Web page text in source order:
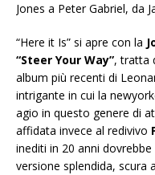
Jones a Peter Gabriel, da
“Here it Is” si apre con la
“Steer Your Way”, tratta
album più recenti di
intrigante in cui la
agio in questo genere di
affidata invece al redivivo
inediti in 20 anni
versione splendida, scura